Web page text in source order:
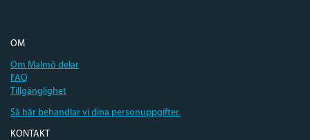
OM
Om Malmö delar
FAQ
Tillgänglighet
Så här behandlar vi dina personuppgifter.
KONTAKT